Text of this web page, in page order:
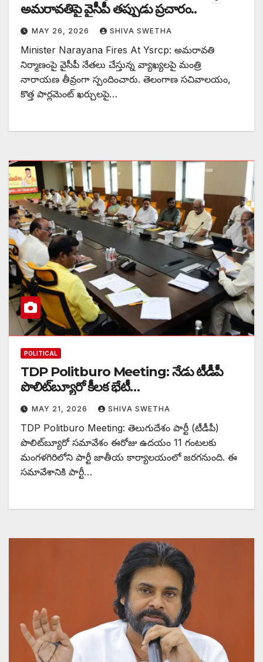
అమరావతిపై వైసీపీ తప్పుడు ప్రచారం..
MAY 26, 2026 SHIVA SWETHA
Minister Narayana Fires At Ysrcp: అమరావతి
నిర్మాణంపై వైసీపీ నేతలు చేస్తున్న వ్యాఖ్యలపై మంత్రి
నారాయణ తీవ్రంగా స్పందించారు. తెలంగాణ సచివాలయం,
కొత్త పార్లమెంట్ ఖర్చులపై…
POLITICAL
TDP Politburo Meeting: నేడు టీడీపీ
పొలిట్‌బ్యూరో కీలక భేటీ…
MAY 21, 2026 SHIVA SWETHA
TDP Politburo Meeting: తెలుగుదేశం పార్టీ (టీడీపీ)
పొలిట్‌బ్యూరో సమావేశం ఈరోజు ఉదయం 11 గంటలకు
మంగళగిరిలోని పార్టీ జాతీయ కార్యాలయంలో జరగనుంది. ఈ
సమావేశానికి పార్టీ…